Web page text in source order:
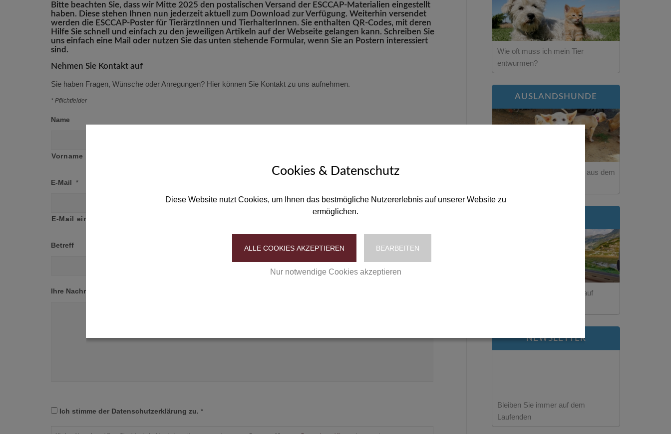
Bitte beachten Sie, dass wir Mitte 2025 den postalischen Versand der ESCCAP-Materialien eingestellt
haben. Diese stehen Ihnen nun jederzeit aktuell zum Download zur Verfügung. Weiterhin versendet
werden die ESCCAP-Poster für TierärztInnen und TierhalterInnen. Sie enthalten QR-Codes, mit deren
Hilfe Sie schnell und einfach zu den jeweiligen Artikeln auf der Webseite gelangen kann. Schreiben Sie
uns einfach eine Mail oder nutzen Sie das unten stehende Formular, wenn Sie an Postern interessiert
sind.
Nehmen Sie Kontakt auf
Sie haben Fragen, Wünsche oder Anregungen? Hier können Sie Kontakt zu uns aufnehmen.
* Pflichtfelder
Name
Vorname
E-Mail *
E-Mail eingeben
Betreff
Ihre Nachricht
Einwilligung
Ich stimme der Datenschutzerklärung zu. *
Wie oft muss ich mein Tier
entwurmen?
AUSLANDSHUNDE
Was ist wichtig bei Hunden aus dem
Wie schütze ich mein Tier auf
NEWSLETTER
Bleiben Sie immer auf dem
Laufenden
Cookies & Datenschutz
Diese Website nutzt Cookies, um Ihnen das bestmögliche Nutzererlebnis auf unserer Website zu
ermöglichen.
ALLE COOKIES AKZEPTIEREN BEARBEITEN
Nur notwendige Cookies akzeptieren